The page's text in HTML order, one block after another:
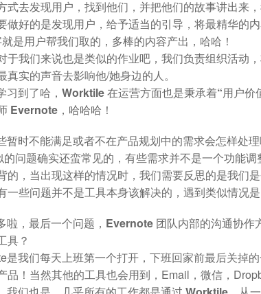
式去发现用户，找到他们，并把他们的故事讲出来
做好的是发现用户，给予适当的引导，将最精华的
是用户帮我们取的，多棒的内容产出，哈哈！
于我们来说也是类似的作业吧，我们负责组织活动
真实的声音去影响他/她身边的人。
习到了哈，Worktile 在运营方面也是秉承着“用户
Evernote，哈哈哈！
暂时不能满足或者不在产品规划中的需求会怎样处理
的问题确实还蛮常见的，有些需求并不是一个功能
的，当出现这样的情况时，我们需要反思的是我们
一些问题并不是工具本身该解决的，遇到类似情况
啦，最后一个问题，Evernote 团队内部的沟通协
具？
是我们每天上班第一个打开，下班回家前最后关掉
品！当然其他的工具也会用到，Email，微信，